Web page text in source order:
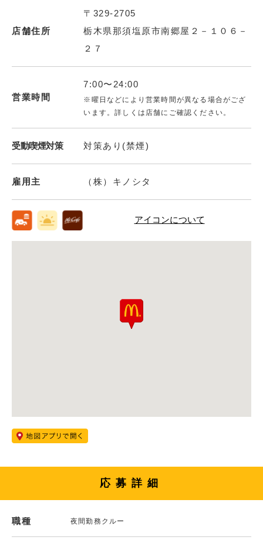
店舗住所
〒329-2705
栃木県那須塩原市南郷屋２－１０６－
２７
営業時間
7:00〜24:00
※曜日などにより営業時間が異なる場合がござ
います。詳しくは店舗にご確認ください。
受動喫煙対策 対策あり(禁煙)
雇用主 （株）キノシタ
アイコンについて
応募詳細
職種 夜間勤務クルー